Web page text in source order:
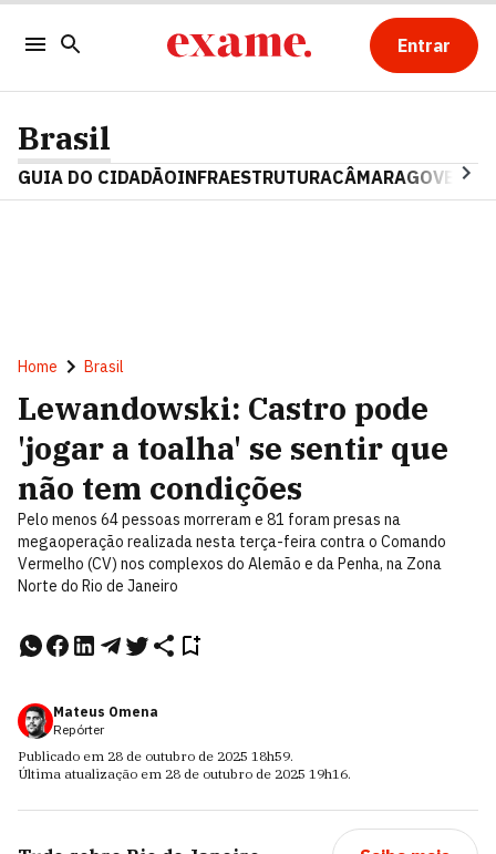
Entrar
Brasil
GUIA DO CIDADÃOINFRAESTRUTURACÂMARAGOVERNO
Home Brasil
Lewandowski: Castro pode
'jogar a toalha' se sentir que
não tem condições
Pelo menos 64 pessoas morreram e 81 foram presas na
megaoperação realizada nesta terça-feira contra o Comando
Vermelho (CV) nos complexos do Alemão e da Penha, na Zona
Norte do Rio de Janeiro
Mateus Omena
Repórter
Publicado em 28 de outubro de 2025 18h59.
Última atualização em 28 de outubro de 2025 19h16.